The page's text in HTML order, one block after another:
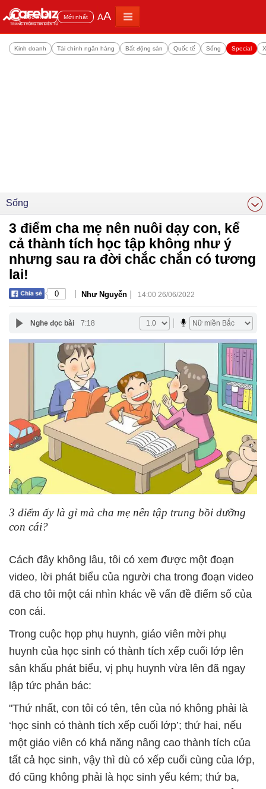
Đọc nhiều Mới nhất AA
Kinh doanh Tài chính ngân hàng Bất động sản Quốc tế Sống Special
Sống
3 điểm cha mẹ nên nuôi dạy con, kể
cả thành tích học tập không như ý
nhưng sau ra đời chắc chắn có tương
lai!
0 | Như Nguyễn | 14:00 26/06/2022
Nghe đọc bài 7:18
3 điểm ấy là gỉ mà cha mẹ nên tập trung bồi dưỡng
con cái?
Cách đây không lâu, tôi có xem được một đoạn
video, lời phát biểu của người cha trong đoạn video
đã cho tôi một cái nhìn khác về vấn đề điểm số của
con cái.
Trong cuộc họp phụ huynh, giáo viên mời phụ
huynh của học sinh có thành tích xếp cuối lớp lên
sân khấu phát biểu, vị phụ huynh vừa lên đã ngay
lập tức phản bác:
"Thứ nhất, con tôi có tên, tên của nó không phải là
‘học sinh có thành tích xếp cuối lớp’; thứ hai, nếu
một giáo viên có khả năng nâng cao thành tích của
tất cả học sinh, vậy thì dù có xếp cuối cùng của lớp,
đó cũng không phải là học sinh yếu kém; thứ ba,